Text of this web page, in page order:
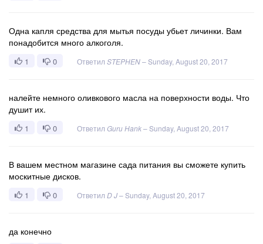
Одна капля средства для мытья посуды убьет личинки. Вам
понадобится много алкоголя.
1 0 Ответил STEPHEN–Sunday, August 20, 2017
налейте немного оливкового масла на поверхности воды. Что
душит их.
1 0 Ответил Guru Hank–Sunday, August 20, 2017
В вашем местном магазине сада питания вы сможете купить
москитные дисков.
1 0 Ответил D J–Sunday, August 20, 2017
да конечно